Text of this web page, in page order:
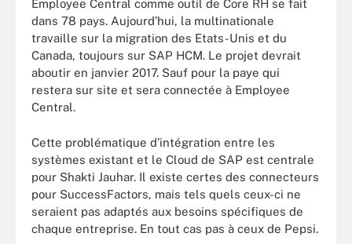
Employee Central comme outil de Core RH se fait
dans 78 pays. Aujourd’hui, la multinationale
travaille sur la migration des Etats-Unis et du
Canada, toujours sur SAP HCM. Le projet devrait
aboutir en janvier 2017. Sauf pour la paye qui
restera sur site et sera connectée à Employee
Central.
Cette problématique d’intégration entre les
systèmes existant et le Cloud de SAP est centrale
pour Shakti Jauhar. Il existe certes des connecteurs
pour SuccessFactors, mais tels quels ceux-ci ne
seraient pas adaptés aux besoins spécifiques de
chaque entreprise. En tout cas pas à ceux de Pepsi.